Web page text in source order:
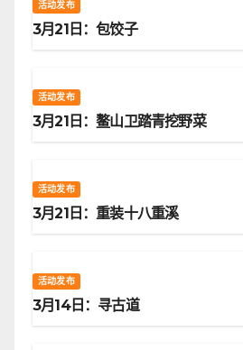
活动发布
3月21日：包饺子
活动发布
3月21日：鳌山卫踏青挖野菜
活动发布
3月21日：重装十八重溪
活动发布
3月14日：寻古道